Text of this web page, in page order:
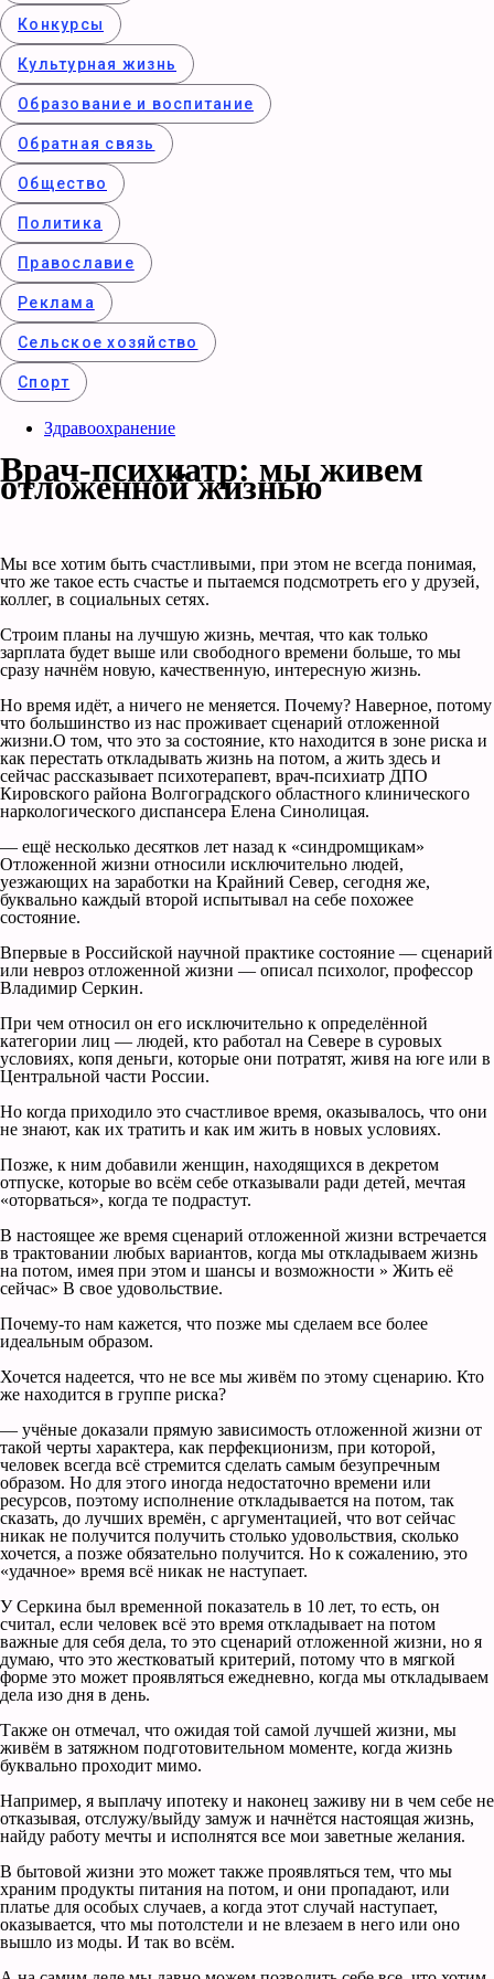
Конкурcы
Культурная жизнь
Образование и воспитание
Обратная связь
Общество
Политика
Православие
Реклама
Сельское хозяйство
Спорт
Здравоохранение
Врач-психиатр: мы живем
отложенной жизнью
Мы все хотим быть счастливыми, при этом не всегда понимая,
что же такое есть счастье и пытаемся подсмотреть его у друзей,
коллег, в социальных сетях.
Строим планы на лучшую жизнь, мечтая, что как только
зарплата будет выше или свободного времени больше, то мы
сразу начнём новую, качественную, интересную жизнь.
Но время идёт, а ничего не меняется. Почему? Наверное, потому
что большинство из нас проживает сценарий отложенной
жизни.О том, что это за состояние, кто находится в зоне риска и
как перестать откладывать жизнь на потом, а жить здесь и
сейчас рассказывает психотерапевт, врач-психиатр ДПО
Кировского района Волгоградского областного клинического
наркологического диспансера Елена Синолицая.
— ещё несколько десятков лет назад к «синдромщикам»
Отложенной жизни относили исключительно людей,
уезжающих на заработки на Крайний Север, сегодня же,
буквально каждый второй испытывал на себе похожее
состояние.
Впервые в Российской научной практике состояние — сценарий
или невроз отложенной жизни — описал психолог, профессор
Владимир Серкин.
При чем относил он его исключительно к определённой
категории лиц — людей, кто работал на Севере в суровых
условиях, копя деньги, которые они потратят, живя на юге или в
Центральной части России.
Но когда приходило это счастливое время, оказывалось, что они
не знают, как их тратить и как им жить в новых условиях.
Позже, к ним добавили женщин, находящихся в декретом
отпуске, которые во всём себе отказывали ради детей, мечтая
«оторваться», когда те подрастут.
В настоящее же время сценарий отложенной жизни встречается
в трактовании любых вариантов, когда мы откладываем жизнь
на потом, имея при этом и шансы и возможности » Жить её
сейчас» В свое удовольствие.
Почему-то нам кажется, что позже мы сделаем все более
идеальным образом.
Хочется надеется, что не все мы живём по этому сценарию. Кто
же находится в группе риска?
— учёные доказали прямую зависимость отложенной жизни от
такой черты характера, как перфекционизм, при которой,
человек всегда всё стремится сделать самым безупречным
образом. Но для этого иногда недостаточно времени или
ресурсов, поэтому исполнение откладывается на потом, так
сказать, до лучших времён, с аргументацией, что вот сейчас
никак не получится получить столько удовольствия, сколько
хочется, а позже обязательно получится. Но к сожалению, это
«удачное» время всё никак не наступает.
У Серкина был временной показатель в 10 лет, то есть, он
считал, если человек всё это время откладывает на потом
важные для себя дела, то это сценарий отложенной жизни, но я
думаю, что это жестковатый критерий, потому что в мягкой
форме это может проявляться ежедневно, когда мы откладываем
дела изо дня в день.
Также он отмечал, что ожидая той самой лучшей жизни, мы
живём в затяжном подготовительном моменте, когда жизнь
буквально проходит мимо.
Например, я выплачу ипотеку и наконец заживу ни в чем себе не
отказывая, отслужу/выйду замуж и начнётся настоящая жизнь,
найду работу мечты и исполнятся все мои заветные желания.
В бытовой жизни это может также проявляться тем, что мы
храним продукты питания на потом, и они пропадают, или
платье для особых случаев, а когда этот случай наступает,
оказывается, что мы потолстели и не влезаем в него или оно
вышло из моды. И так во всём.